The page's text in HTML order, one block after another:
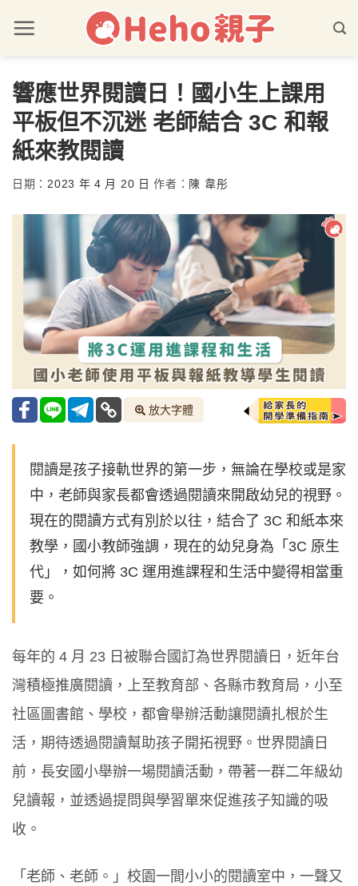
響應世界閱讀日！國小生上課用
平板但不沉迷 老師結合 3C 和報
紙來教閱讀
日期： 2023 年 4 月 20 日 作者： 陳 韋彤
放大字體
閱讀是孩子接軌世界的第一步，無論在學校或是家
中，老師與家長都會透過閱讀來開啟幼兒的視野。
現在的閱讀方式有別於以往，結合了 3C 和紙本來
教學，國小教師強調，現在的幼兒身為「3C 原生
代」，如何將 3C 運用進課程和生活中變得相當重
要。
每年的 4 月 23 日被聯合國訂為世界閱讀日，近年台
灣積極推廣閱讀，上至教育部、各縣市教育局，小至
社區圖書館、學校，都會舉辦活動讓閱讀扎根於生
活，期待透過閱讀幫助孩子開拓視野。世界閱讀日
前，長安國小舉辦一場閱讀活動，帶著一群二年級幼
兒讀報，並透過提問與學習單來促進孩子知識的吸
收。
「老師、老師。」校園一間小小的閱讀室中，一聲又